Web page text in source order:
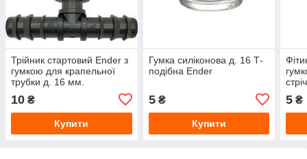
Трійник стартовий Ender з
гумкою для крапельної
трубки д. 16 мм.
10 ₴
Купити
Гумка силіконова д. 16 Т-
подібна Ender
5₴
Купити
5 ₴